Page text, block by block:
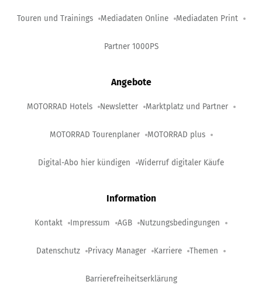
Touren und Trainings Mediadaten Online Mediadaten Print
Partner 1000PS
Angebote
MOTORRAD Hotels Newsletter Marktplatz und Partner
MOTORRAD Tourenplaner MOTORRAD plus
Digital-Abo hier kündigen Widerruf digitaler Käufe
Information
Kontakt Impressum AGB Nutzungsbedingungen
Datenschutz Privacy Manager Karriere Themen
Barrierefreiheitserklärung